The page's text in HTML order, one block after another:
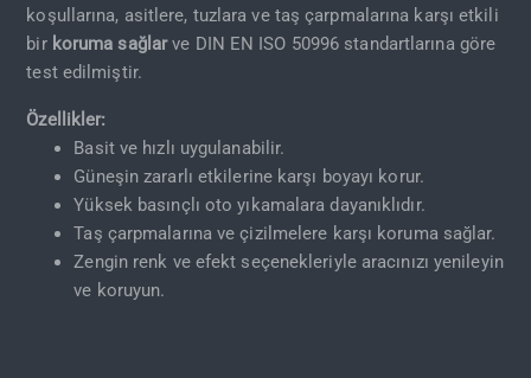
koşullarına, asitlere, tuzlara ve taş çarpmalarına karşı etkili
bir koruma sağlarve DIN EN ISO 50996 standartlarına göre
test edilmiştir.
Özellikler:
Basit ve hızlı uygulanabilir.
Güneşin zararlı etkilerine karşı boyayı korur.
Yüksek basınçlı oto yıkamalara dayanıklıdır.
Taş çarpmalarına ve çizilmelere karşı koruma sağlar.
Zengin renk ve efekt seçenekleriyle aracınızı yenileyin
ve koruyun.